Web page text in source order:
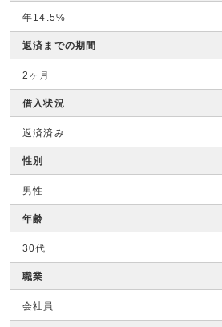
年14.5%
返済までの期間
2ヶ月
借入状況
返済済み
性別
男性
年齢
30代
職業
会社員